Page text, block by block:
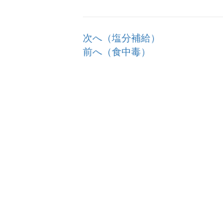
次へ（塩分補給）
前へ（食中毒）